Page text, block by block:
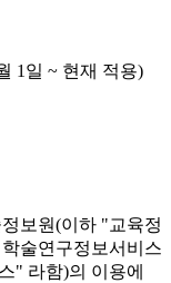
1일 ~ 현재 적용)
보원(이하 "교육정
술연구정보서비스
" 라함)의 이용에